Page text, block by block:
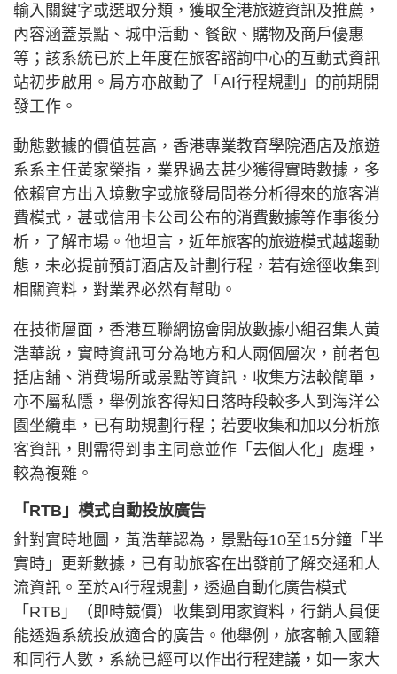
輸入關鍵字或選取分類，獲取全港旅遊資訊及推薦，
內容涵蓋景點、城中活動、餐飲、購物及商戶優惠
等；該系統已於上年度在旅客諮詢中心的互動式資訊
站初步啟用。局方亦啟動了「AI行程規劃」的前期開
發工作。
動態數據的價值甚高，香港專業教育學院酒店及旅遊
系系主任黃家榮指，業界過去甚少獲得實時數據，多
依賴官方出入境數字或旅發局問卷分析得來的旅客消
費模式，甚或信用卡公司公布的消費數據等作事後分
析，了解市場。他坦言，近年旅客的旅遊模式越趨動
態，未必提前預訂酒店及計劃行程，若有途徑收集到
相關資料，對業界必然有幫助。
在技術層面，香港互聯網協會開放數據小組召集人黃
浩華說，實時資訊可分為地方和人兩個層次，前者包
括店舖、消費場所或景點等資訊，收集方法較簡單，
亦不屬私隱，舉例旅客得知日落時段較多人到海洋公
園坐纜車，已有助規劃行程；若要收集和加以分析旅
客資訊，則需得到事主同意並作「去個人化」處理，
較為複雜。
「RTB」模式自動投放廣告
針對實時地圖，黃浩華認為，景點每10至15分鐘「半
實時」更新數據，已有助旅客在出發前了解交通和人
流資訊。至於AI行程規劃，透過自動化廣告模式
「RTB」（即時競價）收集到用家資料，行銷人員便
能透過系統投放適合的廣告。他舉例，旅客輸入國籍
和同行人數，系統已經可以作出行程建議，如一家大